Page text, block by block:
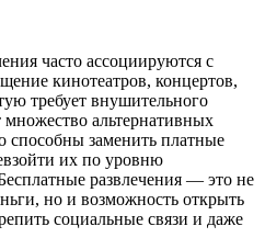
кинотеатров, концертов,
требует внушительного
альтернативных
способны заменить платные
их по уровню
развлечения — это не
но и возможность открыть
социальные связи и даже